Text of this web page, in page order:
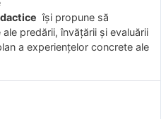
îşi propune să
predării, învăţării şi evaluării
a experienţelor concrete ale